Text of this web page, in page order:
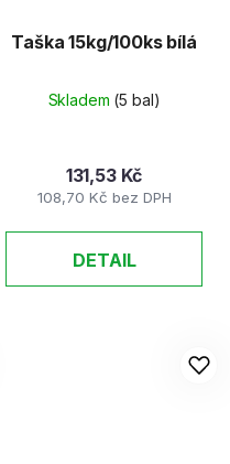
Taška 15kg/100ks bílá
Skladem (5 bal)
108,70 Kč bez DPH
131,53 Kč
DETAIL